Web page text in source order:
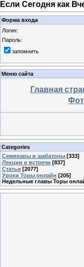
Если Сегодня как
Форма входа
Логин:
Пароль:
запомнить
Меню сайта
Главная
Categories
Семинары и шабатоны [333]
Лекции и встречи [837]
Статьи [2077]
Уроки Торы онлайн [205]
Недельные главы Торы